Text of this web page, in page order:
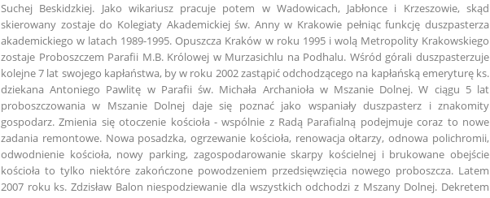
Suchej Beskidzkiej. Jako wikariusz pracuje potem w Wadowicach, Jabłonce i Krzeszowie, skąd
skierowany zostaje do Kolegiaty Akademickiej św. Anny w Krakowie pełniąc funkcję duszpasterza
akademickiego w latach 1989-1995. Opuszcza Kraków w roku 1995 i wolą Metropolity Krakowskiego
zostaje Proboszczem Parafii M.B. Królowej w Murzasichlu na Podhalu. Wśród górali duszpasterzuje
kolejne 7 lat swojego kapłaństwa, by w roku 2002 zastąpić odchodzącego na kapłańską emeryturę ks.
dziekana Antoniego Pawlitę w Parafii św. Michała Archanioła w Mszanie Dolnej. W ciągu 5 lat
proboszczowania w Mszanie Dolnej daje się poznać jako wspaniały duszpasterz i znakomity
gospodarz. Zmienia się otoczenie kościoła - wspólnie z Radą Parafialną podejmuje coraz to nowe
zadania remontowe. Nowa posadzka, ogrzewanie kościoła, renowacja ołtarzy, odnowa polichromii,
odwodnienie kościoła, nowy parking, zagospodarowanie skarpy kościelnej i brukowane obejście
kościoła to tylko niektóre zakończone powodzeniem przedsięwzięcia nowego proboszcza. Latem
2007 roku ks. Zdzisław Balon niespodziewanie dla wszystkich odchodzi z Mszany Dolnej. Dekretem